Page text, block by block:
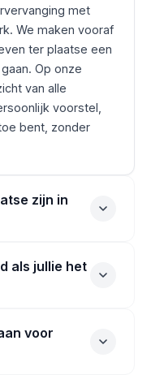
met
We maken vooraf
ter plaatse een
Op onze
van alle
voorstel,
bent, zonder
zijn in
als jullie het
voor